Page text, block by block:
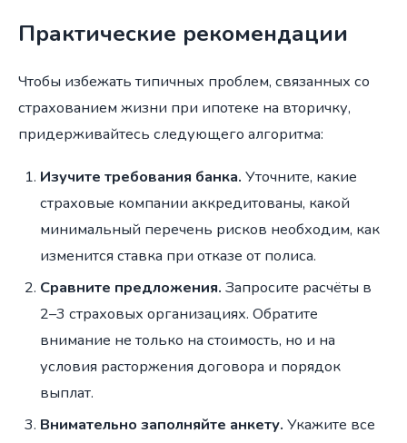
Практические рекомендации
Чтобы избежать типичных проблем, связанных со
страхованием жизни при ипотеке на вторичку,
придерживайтесь следующего алгоритма:
Изучите требования банка. Уточните, какие
страховые компании аккредитованы, какой
минимальный перечень рисков необходим, как
изменится ставка при отказе от полиса.
Сравните предложения. Запросите расчёты в
2–3 страховых организациях. Обратите
внимание не только на стоимость, но и на
условия расторжения договора и порядок
выплат.
Внимательно заполняйте анкету. Укажите все